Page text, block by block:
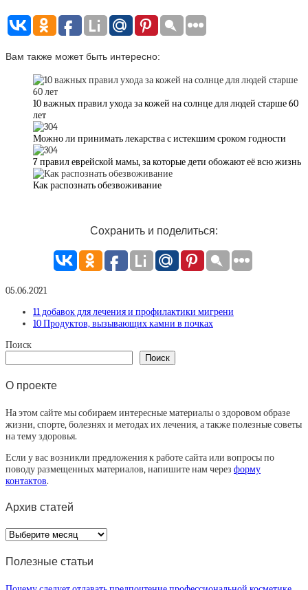
Вам также может быть интересно:
10 важных правил ухода за кожей на солнце для людей старше 60
лет
Можно ли принимать лекарства с истекшим сроком годности
7 правил еврейской мамы, за которые дети обожают её всю жизнь
Как распознать обезвоживание
Сохранить и поделиться:
05.06.2021
11 добавок для лечения и профилактики мигрени
10 Продуктов, вызывающих камни в почках
Поиск
Поиск
О проекте
На этом сайте мы собираем интересные материалы о здоровом образе
жизни, спорте, болезнях и методах их лечения, а также полезные советы
на тему здоровья.
Если у вас возникли предложения к работе сайта или вопросы по
поводу размещенных материалов, напишите нам через форму
контактов.
Архив статей
Архив
статей
Полезные статьи